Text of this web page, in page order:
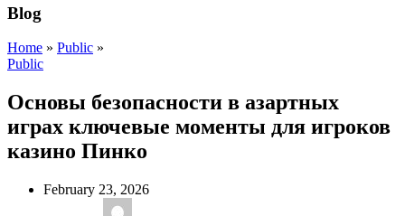
Blog
Home » Public »
Public
Основы безопасности в азартных
играх ключевые моменты для игроков
казино Пинко
February 23, 2026